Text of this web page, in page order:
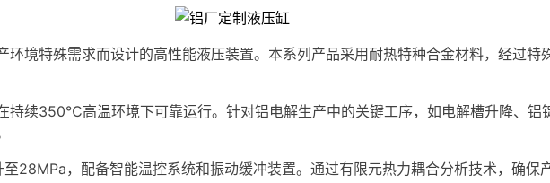
境特殊需求而设计的高性能液压装置。本系列产品采用耐热特种合金材料，经过
持续350℃高温环境下可靠运行。针对铝电解生产中的关键工序，如电解槽升降、铝
28MPa，配备智能温控系统和振动缓冲装置。通过有限元热力耦合分析技术，确保